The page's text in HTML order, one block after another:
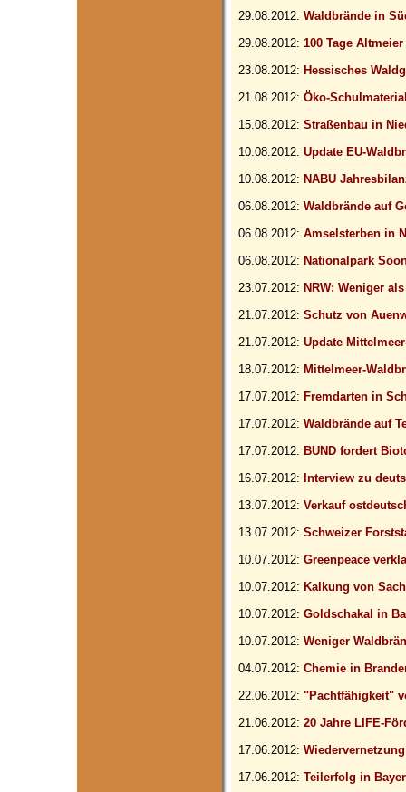
29.08.2012: Waldbrände in
29.08.2012: 100 Tage Altmeier
23.08.2012: Hessisches
21.08.2012: Öko-
15.08.2012: Straßenbau in
10.08.2012: Update EU-
10.08.2012: NABU
06.08.2012: Waldbrände auf
06.08.2012: Amselsterben in
06.08.2012: Nationalpark
23.07.2012: NRW: Weniger
21.07.2012: Schutz von
21.07.2012: Update
18.07.2012: Mittelmeer-
17.07.2012: Fremdarten in
17.07.2012: Waldbrände auf
17.07.2012: BUND fordert
16.07.2012: Interview zu
13.07.2012: Verkauf
13.07.2012: Schweizer
10.07.2012: Greenpeace
10.07.2012: Kalkung von
10.07.2012: Goldschakal in
10.07.2012: Weniger
04.07.2012: Chemie in
22.06.2012: "Pachtfähigkeit"
21.06.2012: 20 Jahre LIFE-
17.06.2012:
17.06.2012: Teilerfolg in